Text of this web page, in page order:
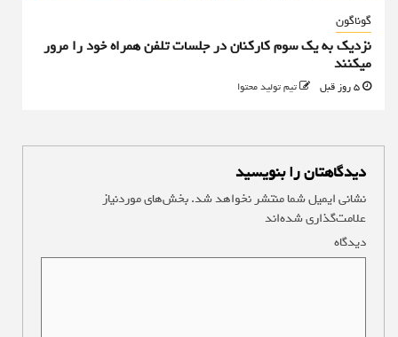
گوناگون
نزدیک به یک سوم کارکنان در جلسات تلفن همراه خود را مرور
میکنند
تیم تولید محتوا
دیدگاهتان را بنویسید
نشانی ایمیل شما منتشر نخواهد شد.بخش‌های موردنیاز
علامت‌گذاری شده‌اند
دیدگاه